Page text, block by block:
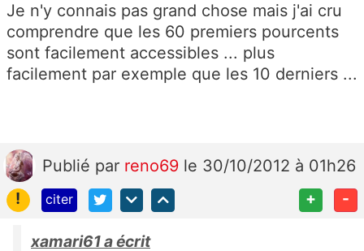
Je n'y connais pas grand chose mais j'ai cru
comprendre que les 60 premiers pourcents
sont facilement accessibles ... plus
facilement par exemple que les 10 derniers ...
Publié par reno69 le 30/10/2012 à 01h26
!
citer + -
xamari61 a écrit